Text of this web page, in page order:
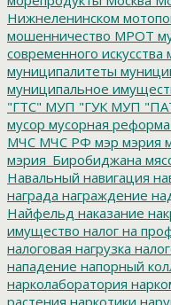
Нижнеленинском
мошенничество МРОТ
современного искусства
муниципалитеты
муниципальное
"ГТС" МУП "ГУК МУП
мусор мусорная реформа
МЧС МЧС РФ мэр мэрия
мэрия_Биробиджана
Навальный навигация
награда награждение
Найфельд наказание
имущество налог на
налоговая нагрузка
нападение напорный
нарколаборатория
растения наркотики